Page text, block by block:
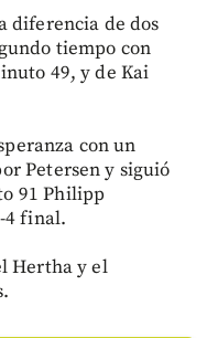
diferencia de dos
tiempo con
49, y de Kai
con un
Petersen y siguió
91 Philipp
4 final.
Hertha y el